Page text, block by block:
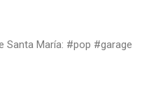
Santa María: #pop #garage